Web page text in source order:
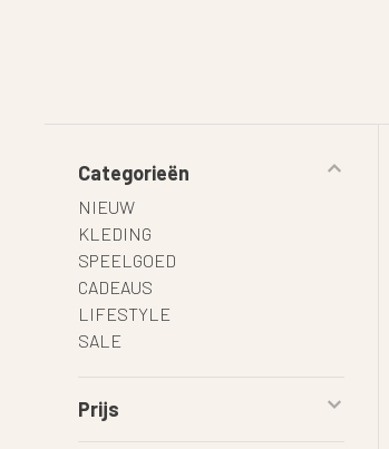
Categorieën
NIEUW
KLEDING
SPEELGOED
CADEAUS
LIFESTYLE
SALE
Prijs